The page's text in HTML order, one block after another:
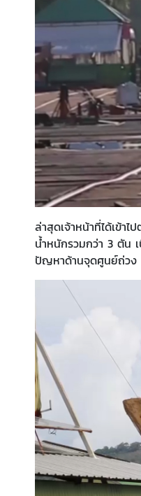
ล่าสุดเจ้าหน้าที่ได้เข้า
น้ำหนักรวมกว่า 3 ตัน
ปัญหาด้านจุดศูนย์ถ่วง